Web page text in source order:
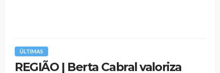
ÚLTIMAS
REGIÃO | Berta Cabral valoriza